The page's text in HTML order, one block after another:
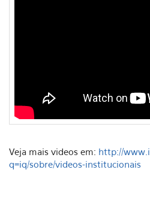
Veja mais videos em: http://
q=iq/sobre/videos-institucionais